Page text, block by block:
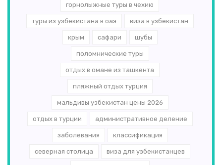
горнолыжные туры в чехию
туры из узбекистана в оаэ виза в узбекистан
крым сафари шубы
поломнические туры
отдых в омане из ташкента
пляжный отдых турция
мальдивы узбекистан цены 2026
отдых в турции административное деление
заболевания классификация
северная столица виза для узбекистанцев